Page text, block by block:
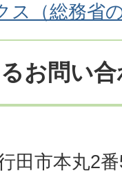
ス（総務省
お問い
田市本丸2